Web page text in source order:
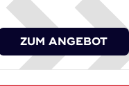
ZUM ANGEBOT